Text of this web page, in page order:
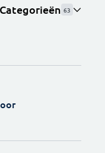
Categorieën 63